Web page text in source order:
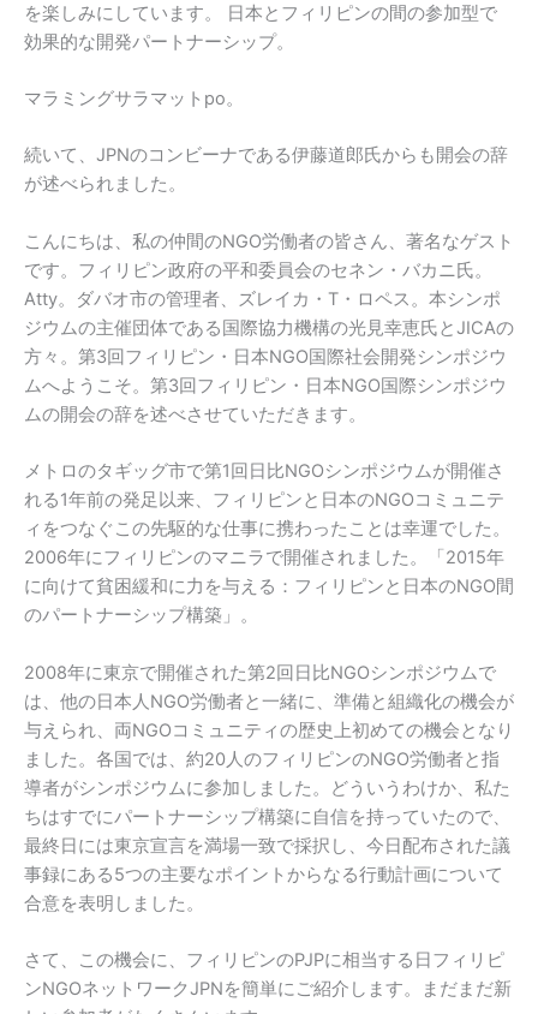
を楽しみにしています。 日本とフィリピンの間の参加型で
効果的な開発パートナーシップ。
マラミングサラマットpo。
続いて、JPNのコンビーナである伊藤道郎氏からも開会の辞
が述べられました。
こんにちは、私の仲間のNGO労働者の皆さん、著名なゲスト
です。フィリピン政府の平和委員会のセネン・バカニ氏。
Atty。ダバオ市の管理者、ズレイカ・T・ロペス。本シンポ
ジウムの主催団体である国際協力機構の光見幸恵氏とJICAの
方々。第3回フィリピン・日本NGO国際社会開発シンポジウ
ムへようこそ。第3回フィリピン・日本NGO国際シンポジウ
ムの開会の辞を述べさせていただきます。
メトロのタギッグ市で第1回日比NGOシンポジウムが開催さ
れる1年前の発足以来、フィリピンと日本のNGOコミュニテ
ィをつなぐこの先駆的な仕事に携わったことは幸運でした。
2006年にフィリピンのマニラで開催されました。「2015年
に向けて貧困緩和に力を与える：フィリピンと日本のNGO間
のパートナーシップ構築」。
2008年に東京で開催された第2回日比NGOシンポジウムで
は、他の日本人NGO労働者と一緒に、準備と組織化の機会が
与えられ、両NGOコミュニティの歴史上初めての機会となり
ました。各国では、約20人のフィリピンのNGO労働者と指
導者がシンポジウムに参加しました。どういうわけか、私た
ちはすでにパートナーシップ構築に自信を持っていたので、
最終日には東京宣言を満場一致で採択し、今日配布された議
事録にある5つの主要なポイントからなる行動計画について
合意を表明しました。
さて、この機会に、フィリピンのPJPに相当する日フィリピ
ンNGOネットワークJPNを簡単にご紹介します。まだまだ新